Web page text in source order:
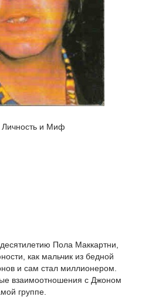
Личность и Миф
Пола Маккартни,
как мальчик из бедной
и сам стал миллионером.
взаимоотношения с Джоном
группе.